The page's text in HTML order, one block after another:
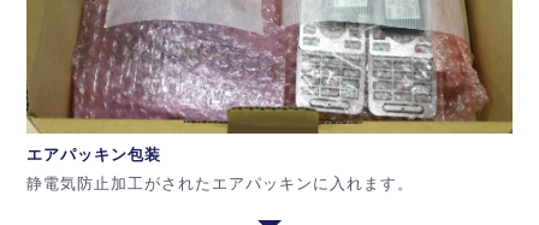
エアパッキン包装
静電気防止加工がされたエアパッキンに入れます。